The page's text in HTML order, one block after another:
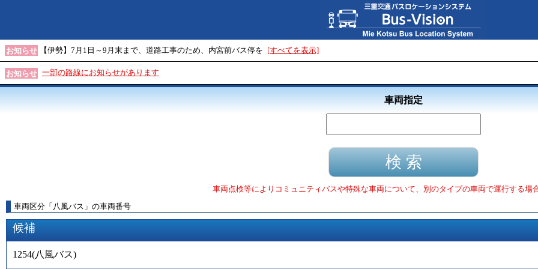
お知らせ 【伊勢】7月1日～9月末まで、道路工事のため、内宮前バス停を [すべてを表示]
お知らせ 一部の路線にお知らせがあります
車両指定
車両点検等によりコミュニティバスや特殊な車両について、別のタイプの車両で運行する場
車両区分 「 八風バス 」 の車両番号
候補
1254(八風バス)